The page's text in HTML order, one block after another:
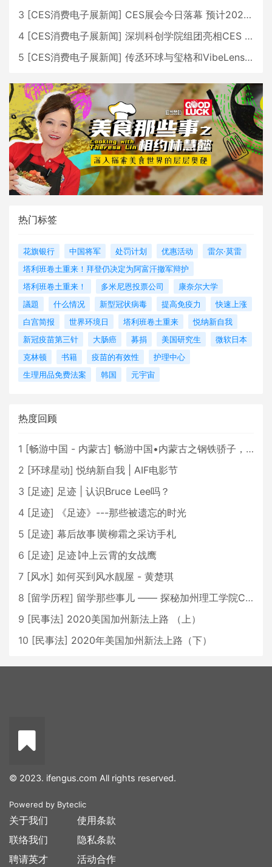
3 [CES消费电子展新闻] CES展会今日落幕 预计2026行业收入将超五千亿美元
4 [CES消费电子展新闻] 深圳科创学院组团亮相CES 广受好评
5 [CES消费电子展新闻] 传丞环球与玺格和VibeLens共同推出全新耳机
热门标签
花旗银行 中国将军 处罚计划 优惠活动
雷尔·莫雷
塔利班卷土重来！拜登仍决定为阿富汗撤军辩护
塔利班卷土重来！
多米尼恩投票公司
康奈尔大学
議題
什么情况 新型冠状病毒 提高免疫力
快速上涨
白宫简报
世界环境日 塔利班卷土重来
悦纳新自我
新冠疫苗第三针
大肠癌 募捐 美国研究生
微软日本
克林顿
书籍 疫苗的有效性
护理中心
生理用品免费法案
韩国 元宇宙
热度回顾
1 [畅游中国 - 内蒙古] 畅游中国•内蒙古之钢铁骄子，魅力包头
2 [环球星动] 悦纳新自我 | AIF电影节
3 [足迹] 足迹 | 认识Bruce Lee吗？
4 [足迹]
《足迹》---那些被遗忘的时光
5 [足迹] 幕后故事∣黄柳霜之采访手札
6 [足迹] 足迹∣冲上云霄的女战鹰
7 [风水] 如何买到风水靓屋 - 黄楚琪
8 [留学历程] 留学那些事儿 —— 探秘加州理工学院Caltech博士生活 [上集]
9 [民事法] 2020美国加州新法上路 （上）
10 [民事法] 2020年美国加州新法上路（下）
© 2023. ifengus.com All rights reserved.
Powered by Byteclic
关于我们
联络我们
聘请英才
使用条款
隐私条款
活动合作